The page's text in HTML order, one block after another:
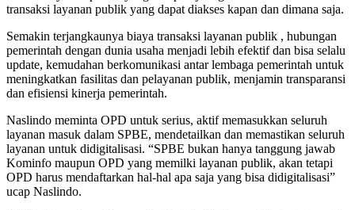
transaksi layanan publik yang dapat diakses kapan dan dimana saja.
Semakin terjangkaunya biaya transaksi layanan publik , hubungan
pemerintah dengan dunia usaha menjadi lebih efektif dan bisa selalu
update, kemudahan berkomunikasi antar lembaga pemerintah untuk
meningkatkan fasilitas dan pelayanan publik, menjamin transparansi
dan efisiensi kinerja pemerintah.
Naslindo meminta OPD untuk serius, aktif memasukkan seluruh
layanan masuk dalam SPBE, mendetailkan dan memastikan seluruh
layanan untuk didigitalisasi. “SPBE bukan hanya tanggung jawab
Kominfo maupun OPD yang memilki layanan publik, akan tetapi
OPD harus mendaftarkan hal-hal apa saja yang bisa didigitalisasi”
ucap Naslindo.